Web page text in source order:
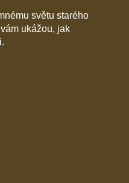
světu starého
ukážou, jak